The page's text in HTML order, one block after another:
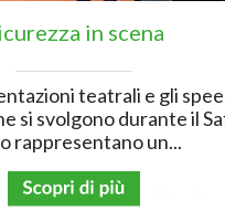
in scena
teatrali e gli
si svolgono durante il
rappresentano un...